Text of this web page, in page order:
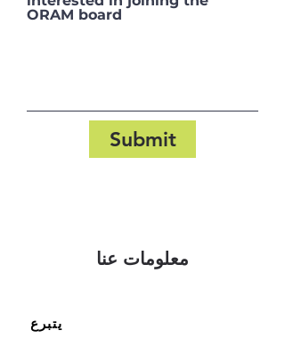
ORAM board
Submit
معلومات عنا
يتبرع